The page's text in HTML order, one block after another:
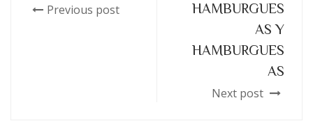
Previous post
HAMBURGUES
AS Y
HAMBURGUES
AS
Next post